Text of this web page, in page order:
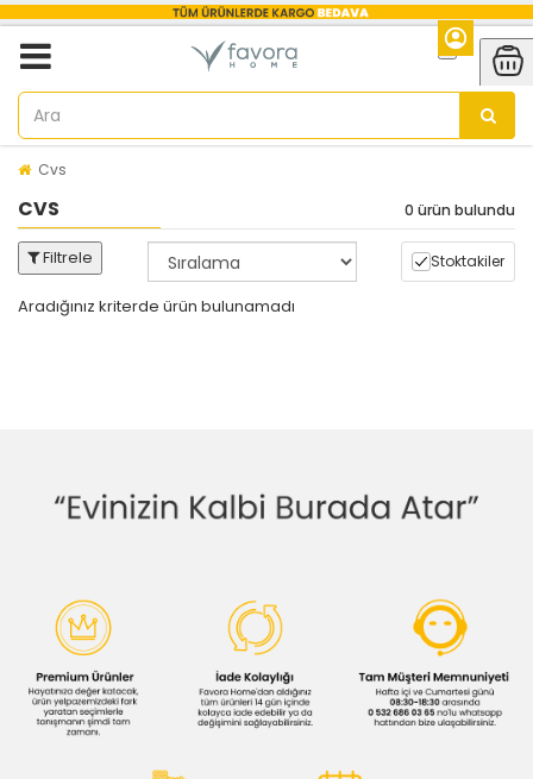
Cvs
CVS 0 ürün bulundu
Filtrele Stoktakiler
Aradığınız kriterde ürün bulunamadı